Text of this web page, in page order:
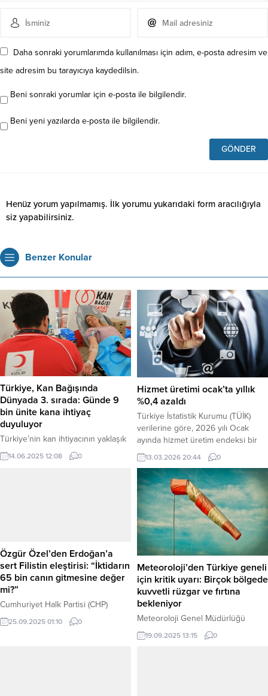
Daha sonraki yorumlarımda kullanılması için adım, e-posta adresim ve
site adresim bu tarayıcıya kaydedilsin.
Beni sonraki yorumlar için e-posta ile bilgilendir.
Beni yeni yazılarda e-posta ile bilgilendir.
Henüz yorum yapılmamış. İlk yorumu yukarıdaki form aracılığıyla
siz yapabilirsiniz.
Benzer Konular
Türkiye, Kan Bağışında
Dünyada 3. sırada: Günde 9
bin ünite kana ihtiyaç
duyuluyor
Türkiye’nin kan ihtiyacının yaklaşık
yüzde 90’ını karşılayan Türk Kızılay,
2,3 milyon gönüllü kan bağışçısına
bağışına ihtiyaç duyulduğunu...
14.06.2025 12:08 0
Hizmet üretimi ocak’ta yıllık
%0,4 azaldı
Türkiye İstatistik Kurumu (TÜİK)
verilerine göre, 2026 yılı Ocak
ayında hizmet üretim endeksi bir
önceki yılın aynı ayına göre yüzde
0,4 azalırken, aylık bazda yüzde
0,2 geriledi. Bununla birlikte, bilgi
ve iletişim ile konaklama ve yiyecek
hizmetlerinde artışlar kaydedildi.
Haber Merkezi – Türkiye İstatistik
Kurumu (TÜİK) tarafından açıklanan
Hizmet Üretim...
13.03.2026 20:44 0
Özgür Özel’den Erdoğan’a
sert Filistin eleştirisi: “İktidarın
65 bin canın gitmesine değer
mi?”
Cumhuriyet Halk Partisi (CHP)
Genel Başkanı Özgür Özel,
İstanbul Eyüpsultan’da düzenlenen
25.09.2025 01:10 0
Meteoroloji’den Türkiye geneli
için kritik uyarı: Birçok bölgede
kuvvetli rüzgar ve fırtına
bekleniyor
Meteoroloji Genel Müdürlüğü
(MGM), 19 Eylül Cuma günü (bugün)
için aralarında Ege, Akdeniz, İç
19.09.2025 13:15 0